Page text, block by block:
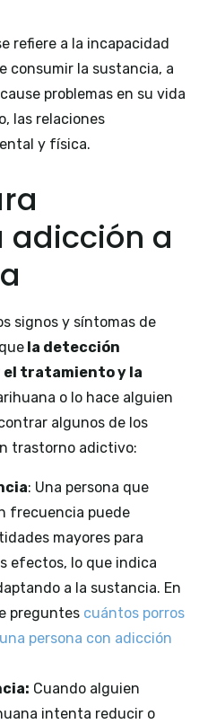
refiere a la incapacidad
consumir la sustancia, a
problemas en su vida
las relaciones
y física.
a
signos y síntomas de
la detección
tratamiento y la
o lo hace alguien
algunos de los
trastorno adictivo:
: Una persona que
frecuencia puede
mayores para
efectos, lo que indica
a la sustancia. En
preguntes cuántos porros
persona con adicción
Cuando alguien
intenta reducir o